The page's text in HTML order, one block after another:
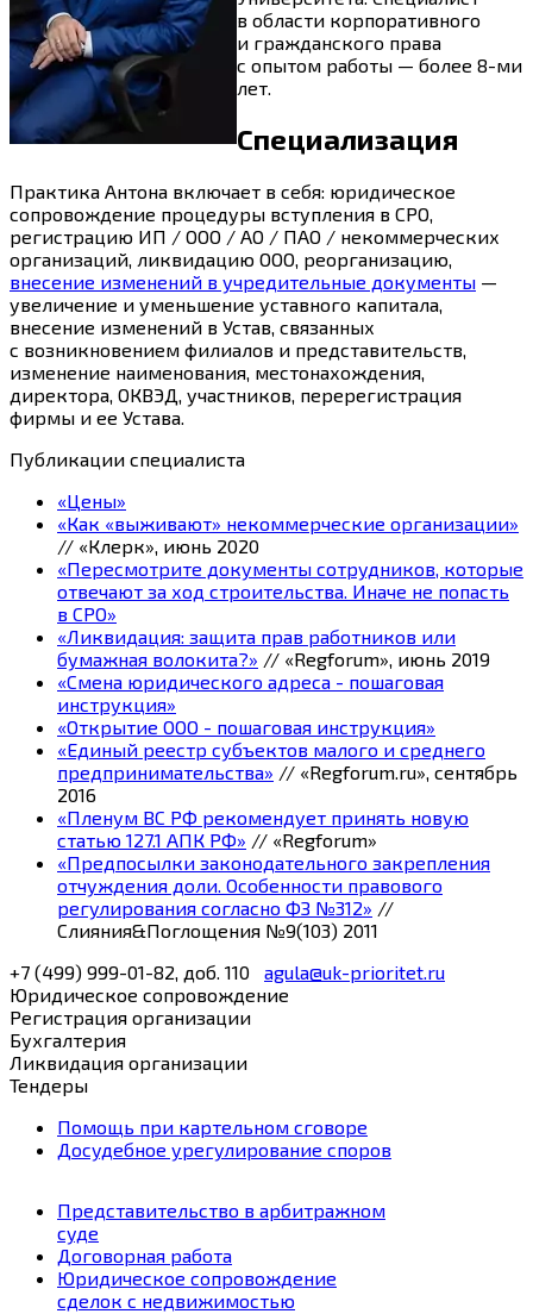
в области корпоративного
и гражданского права
с опытом работы — более 8-ми
лет.
Специализация
Практика Антона включает в себя: юридическое
сопровождение процедуры вступления в СРО,
регистрацию ИП / ООО / АО / ПАО / некоммерческих
организаций, ликвидацию ООО, реорганизацию,
внесение изменений в учредительные документы —
увеличение и уменьшение уставного капитала,
внесение изменений в Устав, связанных
с возникновением филиалов и представительств,
изменение наименования, местонахождения,
директора, ОКВЭД, участников, перерегистрация
фирмы и ее Устава.
Публикации специалиста
«Цены»
«Как «выживают» некоммерческие организации»
// «Клерк», июнь 2020
«Пересмотрите документы сотрудников, которые
отвечают за ход строительства. Иначе не попасть
в СРО»
«Ликвидация: защита прав работников или
бумажная волокита?» // «Regforum», июнь 2019
«Смена юридического адреса - пошаговая
инструкция»
«Открытие ООО - пошаговая инструкция»
«Единый реестр субъектов малого и среднего
предпринимательства» // «Regforum.ru», сентябрь
2016
«Пленум ВС РФ рекомендует принять новую
статью 127.1 АПК РФ» // «Regforum»
«Предпосылки законодательного закрепления
отчуждения доли. Особенности правового
регулирования согласно ФЗ №312» //
Слияния&Поглощения №9(103) 2011
+7 (499) 999-01-82, доб. 110
agula@uk-prioritet.ru
Юридическое сопровождение
Регистрация организации
Бухгалтерия
Ликвидация организации
Тендеры
Помощь при картельном сговоре
Досудебное урегулирование споров
Представительство в арбитражном
суде
Договорная работа
Юридическое cопровождение
сделок с недвижимостью